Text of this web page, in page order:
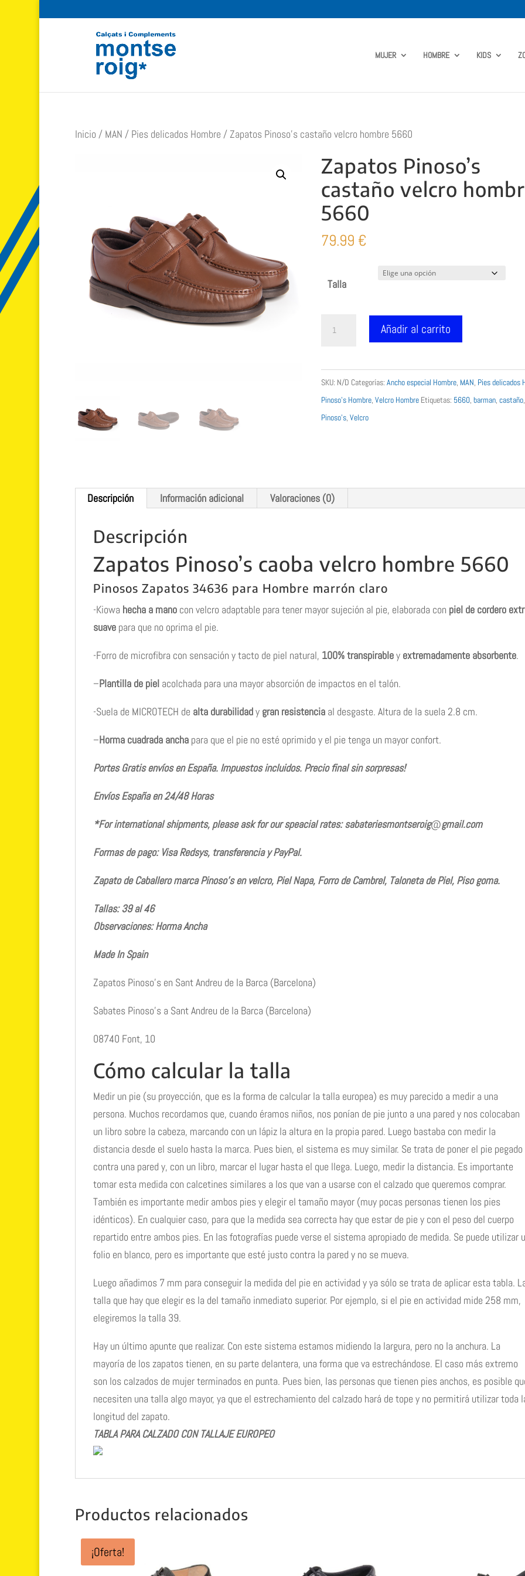
MUJER HOMBRE KIDS
Inicio / MAN / Pies delicados Hombre / Zapatos Pinoso’s castaño velcro hombre 5660
Zapatos Pinoso’s
castaño velcro
5660
79.99 €
Talla
Añadir al carrito
SKU: N/D Categorías:Ancho especial Hombre, MAN, Pies delicados
Pinoso's Hombre,Velcro Hombre Etiquetas: 5660,barman,castaño,
Pinoso's,Velcro
Descripción Información adicional Valoraciones (0)
Descripción
Zapatos Pinoso’s caoba velcro hombre 5660
Pinosos Zapatos 34636 para Hombre marrón claro
-Kiowa hecha a mano con velcro adaptable para tener mayor sujeción al pie, elaborada con piel de cordero
suave para que no oprima el pie.
-Forro de microfibra con sensación y tacto de piel natural, 100% transpirabley extremadamente absorbente.
–Plantilla de pielacolchada para una mayor absorción de impactos en el talón.
-Suela de MICROTECH de alta durabilidady gran resistenciaal desgaste. Altura de la suela 2.8 cm.
–Horma cuadrada anchapara que el pie no esté oprimido y el pie tenga un mayor confort.
Portes Gratis envíos en España. Impuestos incluidos. Precio final sin sorpresas!
Envíos España en 24/48 Horas
*For international shipments, please ask for our speacial rates: sabateriesmontseroig@gmail.com
Formas de pago: Visa Redsys, transferencia y PayPal.
Zapato de Caballero marca Pinoso’s en velcro, Piel Napa, Forro de Cambrel, Taloneta de Piel, Piso goma.
Tallas: 39 al 46
Observaciones: Horma Ancha
Made In Spain
Zapatos Pinoso’s en Sant Andreu de la Barca (Barcelona)
Sabates Pinoso’s a Sant Andreu de la Barca (Barcelona)
08740 Font, 10
Cómo calcular la talla
Medir un pie (su proyección, que es la forma de calcular la talla europea) es muy parecido a medir a una
persona. Muchos recordamos que, cuando éramos niños, nos ponían de pie junto a una pared y nos colocaban
un libro sobre la cabeza, marcando con un lápiz la altura en la propia pared. Luego bastaba con medir la
distancia desde el suelo hasta la marca. Pues bien, el sistema es muy similar. Se trata de poner el pie pegado
contra una pared y, con un libro, marcar el lugar hasta el que llega. Luego, medir la distancia. Es importante
tomar esta medida con calcetines similares a los que van a usarse con el calzado que queremos comprar.
También es importante medir ambos pies y elegir el tamaño mayor (muy pocas personas tienen los pies
idénticos). En cualquier caso, para que la medida sea correcta hay que estar de pie y con el peso del cuerpo
repartido entre ambos pies. En las fotografías puede verse el sistema apropiado de medida. Se puede utilizar
folio en blanco, pero es importante que esté justo contra la pared y no se mueva.
Luego añadimos 7 mm para conseguir la medida del pie en actividad y ya sólo se trata de aplicar esta tabla.
talla que hay que elegir es la del tamaño inmediato superior. Por ejemplo, si el pie en actividad mide 258 mm,
elegiremos la talla 39.
Hay un último apunte que realizar. Con este sistema estamos midiendo la largura, pero no la anchura. La
mayoría de los zapatos tienen, en su parte delantera, una forma que va estrechándose. El caso más extremo
son los calzados de mujer terminados en punta. Pues bien, las personas que tienen pies anchos, es posible
necesiten una talla algo mayor, ya que el estrechamiento del calzado hará de tope y no permitirá utilizar toda
longitud del zapato.
TABLA PARA CALZADO CON TALLAJE EUROPEO
Productos relacionados
¡Oferta!